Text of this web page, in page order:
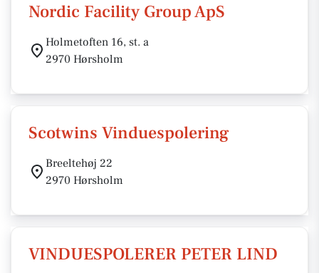
Nordic Facility Group ApS
Holmetoften 16, st. a
2970 Hørsholm
Scotwins Vinduespolering
Breeltehøj 22
2970 Hørsholm
VINDUESPOLERER PETER LIND